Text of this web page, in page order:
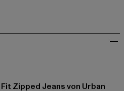
Zipped Jeans von Urban